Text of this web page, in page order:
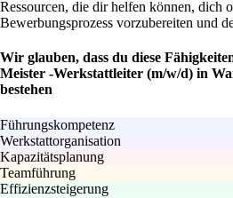
Ressourcen, die dir helfen können, dich
Bewerbungsprozess vorzubereiten und
Wir glauben, dass du diese
Meister -Werkstattleiter (m/w/d) in
bestehen
Führungskompetenz
Werkstattorganisation
Kapazitätsplanung
Teamführung
Effizienzsteigerung